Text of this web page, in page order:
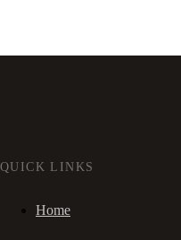
QUICK LINKS
Home